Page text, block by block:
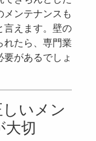
メンテナンスも
言えます。壁の
れたら、専門業
があるでしょ
いメン
大切